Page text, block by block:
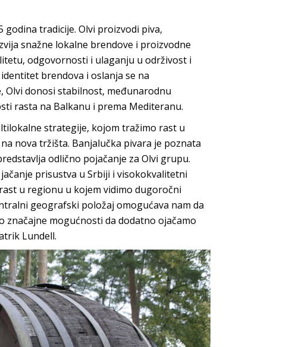
godina tradicije. Olvi proizvodi piva,
snažne lokalne brendove i proizvodne
odgovornosti i ulaganju u održivost i
brendova i oslanja se na
Olvi donosi stabilnost, međunarodnu
rasta na Balkanu i prema Mediteranu.
strategije, kojom tražimo rast u
nova tržišta. Banjalučka pivara je poznata
odlično pojačanje za Olvi grupu.
prisustva u Srbiji i visokokvalitetni
u regionu u kojem vidimo dugoročni
geografski položaj omogućava nam da
značajne mogućnosti da dodatno ojačamo
Lundell.